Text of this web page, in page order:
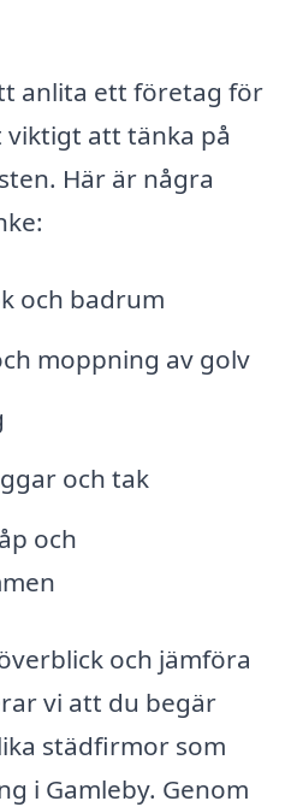
anlita ett företag för
att tänka på
Här är några
och badrum
moppning av golv
och tak
och
och jämföra
vi att du begär
städfirmor som
i Gamleby. Genom